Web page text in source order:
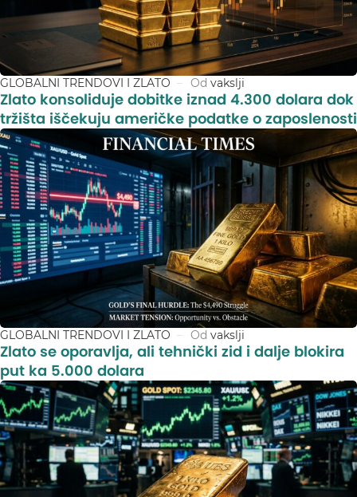
GLOBALNI TRENDOVI I ZLATO Od vakslji
Zlato konsoliduje dobitke iznad 4.300 dolara dok
tržišta iščekuju američke podatke o zaposlenosti
GLOBALNI TRENDOVI I ZLATO Od vakslji
Zlato se oporavlja, ali tehnički zid i dalje blokira
put ka 5.000 dolara